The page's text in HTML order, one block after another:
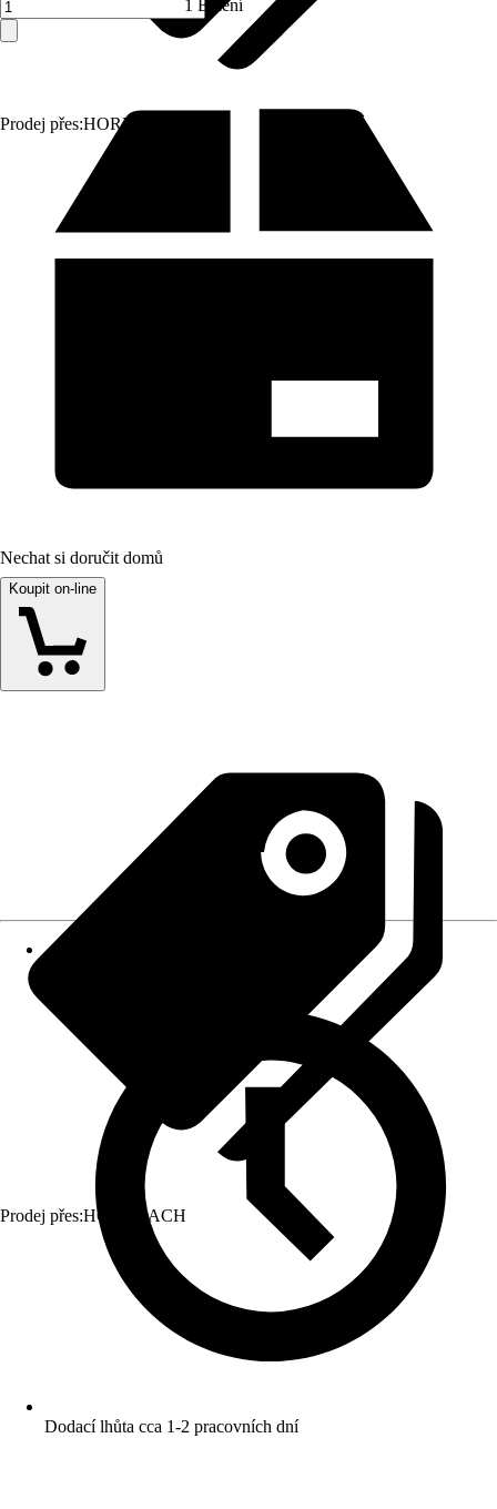
Prodej přes:HORNBACH
1 Balení
Nechat si doručit domů
Koupit on-line
Prodej přes:HORNBACH
Dodací lhůta cca 1-2 pracovních dní